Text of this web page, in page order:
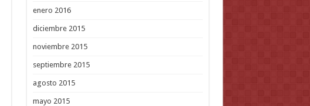
enero 2016
diciembre 2015
noviembre 2015
septiembre 2015
agosto 2015
mayo 2015